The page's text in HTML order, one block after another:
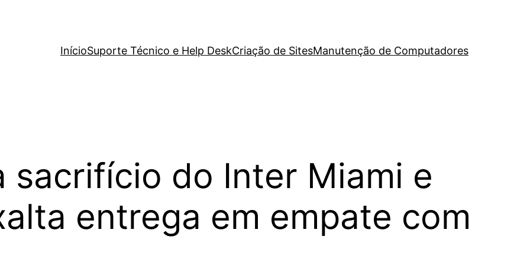
InícioSuporte Técnico e Help DeskCriação de SitesManutenção de Computadores
sacrifício do Inter Miami e
entrega em empate com